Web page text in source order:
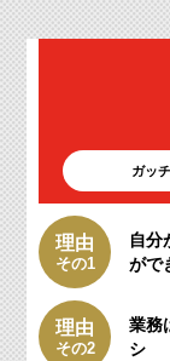
ガッ
理由
その1
自分
がで
理由
その2
業務
シ